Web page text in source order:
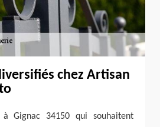
chez Artisan
Gignac 34150 qui souhaitent